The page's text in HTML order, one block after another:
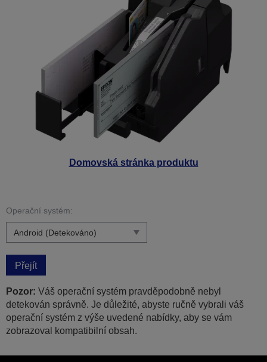
Domovská stránka produktu
Operační systém:
Přejít
Pozor: Váš operační systém pravděpodobně nebyl
detekován správně. Je důležité, abyste ručně vybrali váš
operační systém z výše uvedené nabídky, aby se vám
zobrazoval kompatibilní obsah.